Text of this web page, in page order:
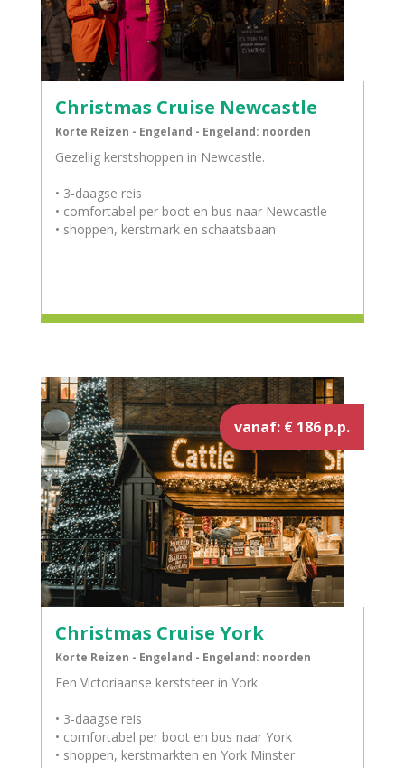
Christmas Cruise Newcastle
Korte Reizen - Engeland - Engeland: noorden
Gezellig kerstshoppen in Newcastle.
• 3-daagse reis
• comfortabel per boot en bus naar Newcastle
• shoppen, kerstmark en schaatsbaan
vanaf: € 186 p.p.
Christmas Cruise York
Korte Reizen - Engeland - Engeland: noorden
Een Victoriaanse kerstsfeer in York.
• 3-daagse reis
• comfortabel per boot en bus naar York
• shoppen, kerstmarkten en York Minster